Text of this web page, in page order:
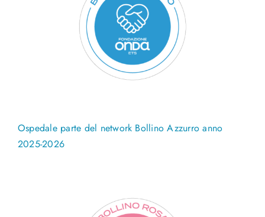
Ospedale parte del network Bollino Azzurro anno
2025-2026